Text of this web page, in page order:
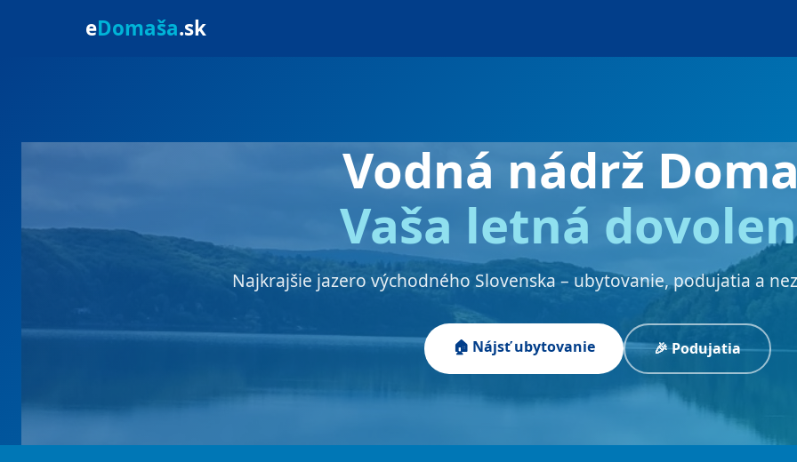
eDomaša.sk
Vodná nádrž
Vaša letná
Najkrajšie jazero východného Slovenska – ubytovanie, podujatia a
🏠 Nájsť ubytovanie 🎉 Podujatia